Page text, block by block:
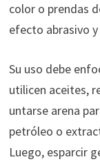
color o prendas
efecto abrasivo
Su uso debe
utilicen aceites,
untarse arena
petróleo o
Luego, esparcir